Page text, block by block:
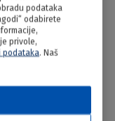
podataka
odabirete
privole,
podataka. Naš